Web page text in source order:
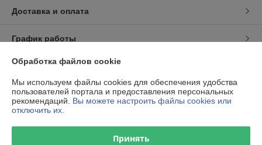
Доставка и оплата
График работы
Полная версия сайта
Политика обработки cookies
Обработка файлов cookie
Мы используем файлы cookies для обеспечения удобства
пользователей портала и предоставления персональных
рекомендаций. Вы можете настроить файлы cookies или
отключить их.
Принять